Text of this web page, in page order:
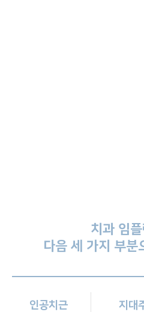
치과 임
다음 세 가지 부분
인공치근 지대